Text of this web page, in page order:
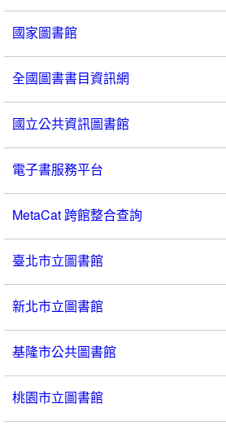
國家圖書館
全國圖書書目資訊網
國立公共資訊圖書館
電子書服務平台
MetaCat 跨館整合查詢
臺北市立圖書館
新北市立圖書館
基隆市公共圖書館
桃園市立圖書館